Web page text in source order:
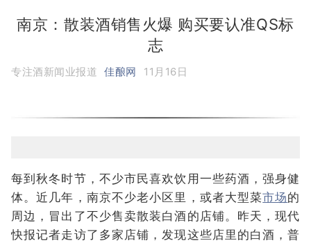
南京：散装酒销售火爆 购买要认准QS标
志
专注酒新闻业报道 佳酿网 11月16日
每到秋冬时节，不少市民喜欢饮用一些药酒，强身健
体。近几年，南京不少老小区里，或者大型菜市场的
周边，冒出了不少售卖散装白酒的店铺。昨天，现代
快报记者走访了多家店铺，发现这些店里的白酒，普